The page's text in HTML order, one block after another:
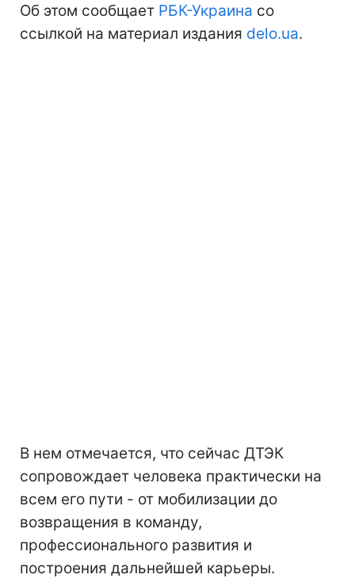
Об этом сообщает РБК-Украина со
ссылкой на материал издания delo.ua.
В нем отмечается, что сейчас ДТЭК
сопровождает человека практически на
всем его пути - от мобилизации до
возвращения в команду,
профессионального развития и
построения дальнейшей карьеры.